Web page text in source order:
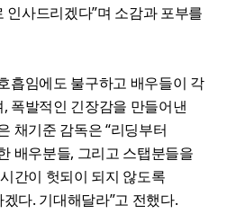
인사드리겠다”며 소감과 포부를
흡임에도 불구하고 배우들이 각
폭발적인 긴장감을 만들어낸
채기준 감독은 “리딩부터
배우분들, 그리고 스탭분들을
간이 헛되이 되지 않도록
다. 기대해달라”고 전했다.